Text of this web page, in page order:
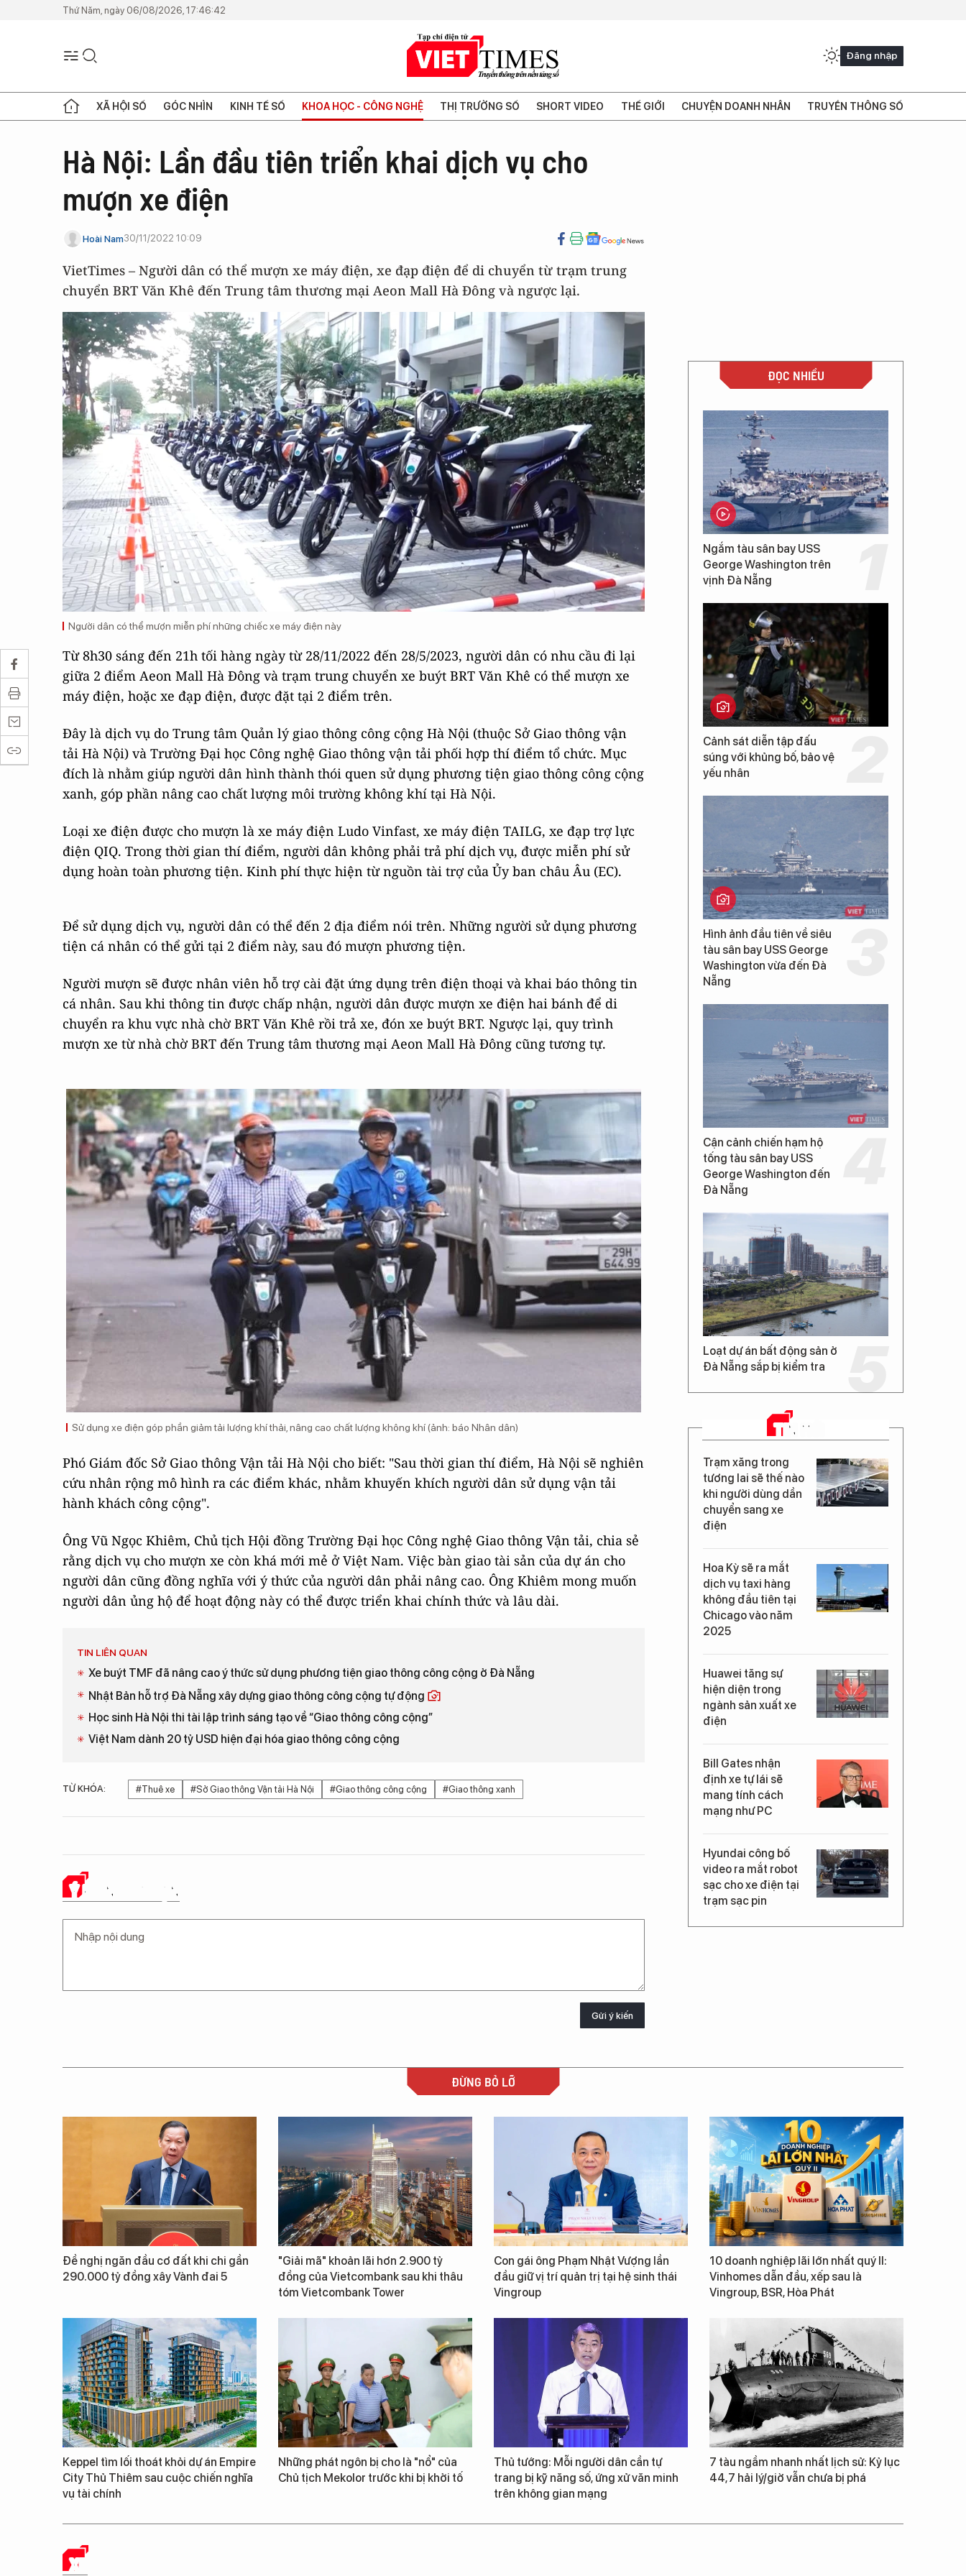
Thứ Năm, ngày 06/08/2026, 17:46:42
Đăng nhập
XÃ HỘI SỐ GÓC NHÌN KINH TẾ SỐ KHOA HỌC - CÔNG NGHỆ THỊ TRƯỜNG SỐ SHORT VIDEO THẾ GIỚI CHUYỆN DOANH NHÂN TRUYỀN THÔNG SỐ
Hà Nội: Lần đầu tiên triển khai dịch vụ cho
mượn xe điện
Hoài Nam30/11/2022 10:09
VietTimes – Người dân có thể mượn xe máy điện, xe đạp điện để di chuyển từ trạm trung
chuyển BRT Văn Khê đến Trung tâm thương mại Aeon Mall Hà Đông và ngược lại.
Người dân có thể mượn miễn phí những chiếc xe máy điện này
Từ 8h30 sáng đến 21h tối hàng ngày từ 28/11/2022 đến 28/5/2023, người dân có nhu cầu đi lại
giữa 2 điểm Aeon Mall Hà Đông và trạm trung chuyển xe buýt BRT Văn Khê có thể mượn xe
máy điện, hoặc xe đạp điện, được đặt tại 2 điểm trên.
Đây là dịch vụ do Trung tâm Quản lý giao thông công cộng Hà Nội (thuộc Sở Giao thông vận
tải Hà Nội) và Trường Đại học Công nghệ Giao thông vận tải phối hợp thí điểm tổ chức. Mục
đích là nhằm giúp người dân hình thành thói quen sử dụng phương tiện giao thông công cộng
xanh, góp phần nâng cao chất lượng môi trường không khí tại Hà Nội.
Loại xe điện được cho mượn là xe máy điện Ludo Vinfast, xe máy điện TAILG, xe đạp trợ lực
điện QIQ. Trong thời gian thí điểm, người dân không phải trả phí dịch vụ, được miễn phí sử
dụng hoàn toàn phương tiện. Kinh phí thực hiện từ nguồn tài trợ của Ủy ban châu Âu (EC).
Để sử dụng dịch vụ, người dân có thể đến 2 địa điểm nói trên. Những người sử dụng phương
tiện cá nhân có thể gửi tại 2 điểm này, sau đó mượn phương tiện.
Người mượn sẽ được nhân viên hỗ trợ cài đặt ứng dụng trên điện thoại và khai báo thông tin
cá nhân. Sau khi thông tin được chấp nhận, người dân được mượn xe điện hai bánh để di
chuyển ra khu vực nhà chờ BRT Văn Khê rồi trả xe, đón xe buýt BRT. Ngược lại, quy trình
mượn xe từ nhà chờ BRT đến Trung tâm thương mại Aeon Mall Hà Đông cũng tương tự.
Sử dụng xe điện góp phần giảm tải lượng khí thải, nâng cao chất lượng không khí (ảnh: báo Nhân dân)
Phó Giám đốc Sở Giao thông Vận tải Hà Nội cho biết: "Sau thời gian thí điểm, Hà Nội sẽ nghiên
cứu nhân rộng mô hình ra các điểm khác, nhằm khuyến khích người dân sử dụng vận tải
hành khách công cộng".
Ông Vũ Ngọc Khiêm, Chủ tịch Hội đồng Trường Đại học Công nghệ Giao thông Vận tải, chia sẻ
rằng dịch vụ cho mượn xe còn khá mới mẻ ở Việt Nam. Việc bàn giao tài sản của dự án cho
người dân cũng đồng nghĩa với ý thức của người dân phải nâng cao. Ông Khiêm mong muốn
người dân ủng hộ để hoạt động này có thể được triển khai chính thức và lâu dài.
TIN LIÊN QUAN
Xe buýt TMF đã nâng cao ý thức sử dụng phương tiện giao thông công cộng ở Đà Nẵng
Nhật Bản hỗ trợ Đà Nẵng xây dựng giao thông công cộng tự động
Học sinh Hà Nội thi tài lập trình sáng tạo về “Giao thông công cộng”
Việt Nam dành 20 tỷ USD hiện đại hóa giao thông công cộng
TỪ KHÓA: #Thuê xe #Sở Giao thông Vận tải Hà Nội #Giao thông công cộng #Giao thông xanh
Ý KIẾN CỦA BẠN
Gửi ý kiến
ĐỌC NHIỀU
Ngắm tàu sân bay USS
George Washington trên
vịnh Đà Nẵng
Cảnh sát diễn tập đấu
súng với khủng bố, bảo vệ
yếu nhân
Hình ảnh đầu tiên về siêu
tàu sân bay USS George
Washington vừa đến Đà
Nẵng
Cận cảnh chiến hạm hộ
tống tàu sân bay USS
George Washington đến
Đà Nẵng
Loạt dự án bất động sản ở
Đà Nẵng sắp bị kiểm tra
TIN MỚI
Trạm xăng trong
tương lai sẽ thế nào
khi người dùng dần
chuyển sang xe
điện
Hoa Kỳ sẽ ra mắt
dịch vụ taxi hàng
không đầu tiên tại
Chicago vào năm
2025
Huawei tăng sự
hiện diện trong
ngành sản xuất xe
điện
Bill Gates nhận
định xe tự lái sẽ
mang tính cách
mạng như PC
Hyundai công bố
video ra mắt robot
sạc cho xe điện tại
trạm sạc pin
ĐỪNG BỎ LỠ
Đề nghị ngăn đầu cơ đất khi chi gần
290.000 tỷ đồng xây Vành đai 5
"Giải mã" khoản lãi hơn 2.900 tỷ
đồng của Vietcombank sau khi thâu
tóm Vietcombank Tower
Con gái ông Phạm Nhật Vượng lần
đầu giữ vị trí quản trị tại hệ sinh thái
Vingroup
10 doanh nghiệp lãi lớn nhất quý II:
Vinhomes dẫn đầu, xếp sau là
Vingroup, BSR, Hòa Phát
Keppel tìm lối thoát khỏi dự án Empire
City Thủ Thiêm sau cuộc chiến nghĩa
vụ tài chính
Những phát ngôn bị cho là "nổ" của
Chủ tịch Mekolor trước khi bị khởi tố
Thủ tướng: Mỗi người dân cần tự
trang bị kỹ năng số, ứng xử văn minh
trên không gian mạng
7 tàu ngầm nhanh nhất lịch sử: Kỷ lục
44,7 hải lý/giờ vẫn chưa bị phá
XE